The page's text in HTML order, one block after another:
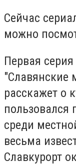
Сейчас
можно
Первая
"Славянские
расскажет о
пользовался
среди
весьма
Славкурорт